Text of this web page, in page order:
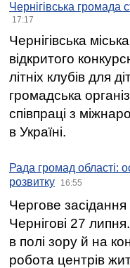
Чернігівська громада
17:17
Чернігівська
відкритого
літніх клубів для
громадська
співпраці з
в Україні.
Рада громад області:
розвитку
16:55
Чергове
Чернігові 27
в полі зору й на
робота центрів